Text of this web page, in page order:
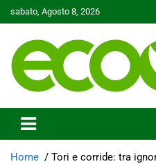
to
sabato, Agosto 8, 2026
Ecoo.it
Home Tori e corride: tra